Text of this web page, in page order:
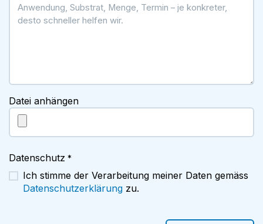
Datei anhängen
Datenschutz *
Ich stimme der Verarbeitung meiner Daten gemäss
Datenschutzerklärung zu.